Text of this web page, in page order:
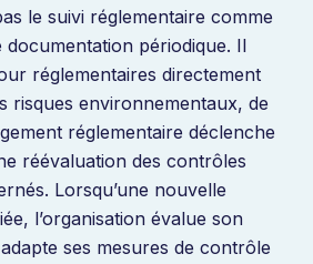
le suivi réglementaire comme
documentation périodique. Il
réglementaires directement
risques environnementaux, de
réglementaire déclenche
réévaluation des contrôles
Lorsqu’une nouvelle
l’organisation évalue son
ses mesures de contrôle